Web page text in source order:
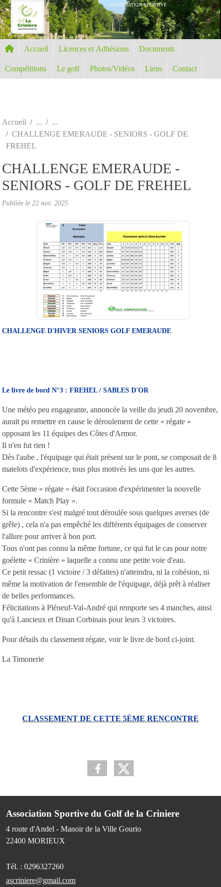
ASSOCIATION SPORTIVE
Accueil Licences et Adhésions Documents
Compétitions Le golf Photos/Vidéos Liens Contact
Accueil
CHALLENGE EMERAUDE - SENIORS - GOLF DE
FREHEL
CHALLENGE EMERAUDE -
SENIORS - GOLF DE FREHEL
Publiée le 22 nov. 2025
CHALLENGE D'HIVER SENIORS GOLF EMERAUDE
Le livre de bord N°3 : FREHEL / SABLES D'OR
Une météo peu engageante, annoncée la veille du jeudi 20 novembre,
aurait pu remettre en cause le déroulement de cette « régate »
opposant les 11 équipes des Côtes d'Armor.
Il n'en fut rien !
Dès l'aube , l'équipage qui était présent sur le pont, se composait de 8
matelots d'expérience, tous plus motivés les uns que les autres.
Cette 5ème « régate » était l'occasion d'expérimenter la nouvelle
formule « Match Play ».
Si la rencontre s'est malgré tout déroulée sous quelques averses (de
grêle) , cela n'a pas empêché les différents équipages de conserver
l'allure pour arriver à bon port.
Tous n'ont pas connu la même fortune, ce qui fut le cas pour notre
goélette « Crinière » laquelle a connu une petite voie d'eau.
Ce petit ressac (1 victoire / 3 défaites) n'atteindra, ni la cohésion, ni
même la motivation de l'ensemble de l'équipage, déjà prêt à réaliser
de belles performances.
Félicitations à Pléneuf-Val-André qui remporte ses 4 manches, ainsi
qu'à Lancieux et Dinan Corbinais pour leurs 3 victoires.
Pour détails du classement régate, voir le livre de bord ci-joint.
La Timonerie
CLASSEMENT DE CETTE 5ÈME RENCONTRE
Association Sportive du Golf de la Criniere
4 route d'Andel - Manoir de la Ville Gourio
22400 MORIEUX
Tél. : 0296327260
ascriniere@gmail.com
Panneau de gestion des cookies